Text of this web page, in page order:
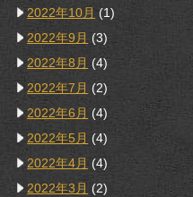
2022年10月 (1)
2022年9月 (3)
2022年8月 (4)
2022年7月 (2)
2022年6月 (4)
2022年5月 (4)
2022年4月 (4)
2022年3月 (2)